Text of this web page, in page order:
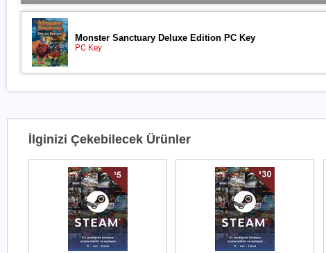
Monster Sanctuary Deluxe Edition PC Key
PC Key
İlginizi Çekebilecek Ürünler